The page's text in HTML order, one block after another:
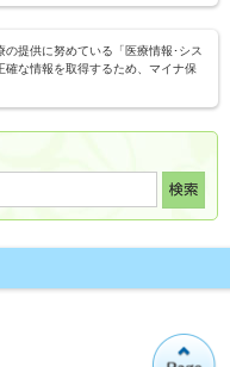
提供に努めている「医療情報･シス
確な情報を取得するため、マイナ保